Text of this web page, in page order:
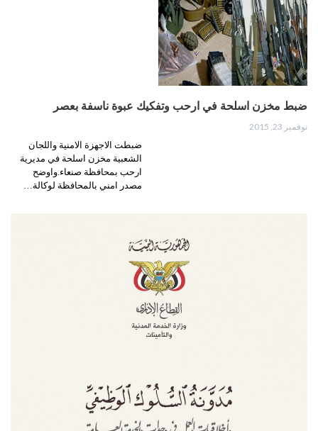
ضبط مخزن اسلحة في ارحب وتفكيك عبوة ناسفة بعصر
نوفمبر 23, 2015
ضبطت الاجهزة الامنية واللجان
الشعبية مخزن اسلحة في مديرية
ارحب بمحافظة صنعاء.واوضح
مصدر امني بالمحافظة لوكالة…